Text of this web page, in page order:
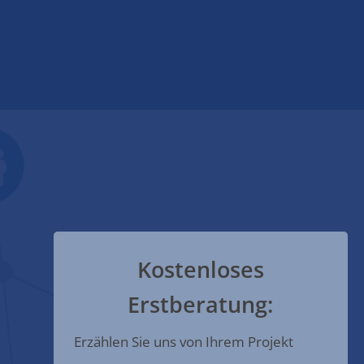
Kostenloses
Erstberatung:
Erzählen Sie uns von Ihrem Projekt